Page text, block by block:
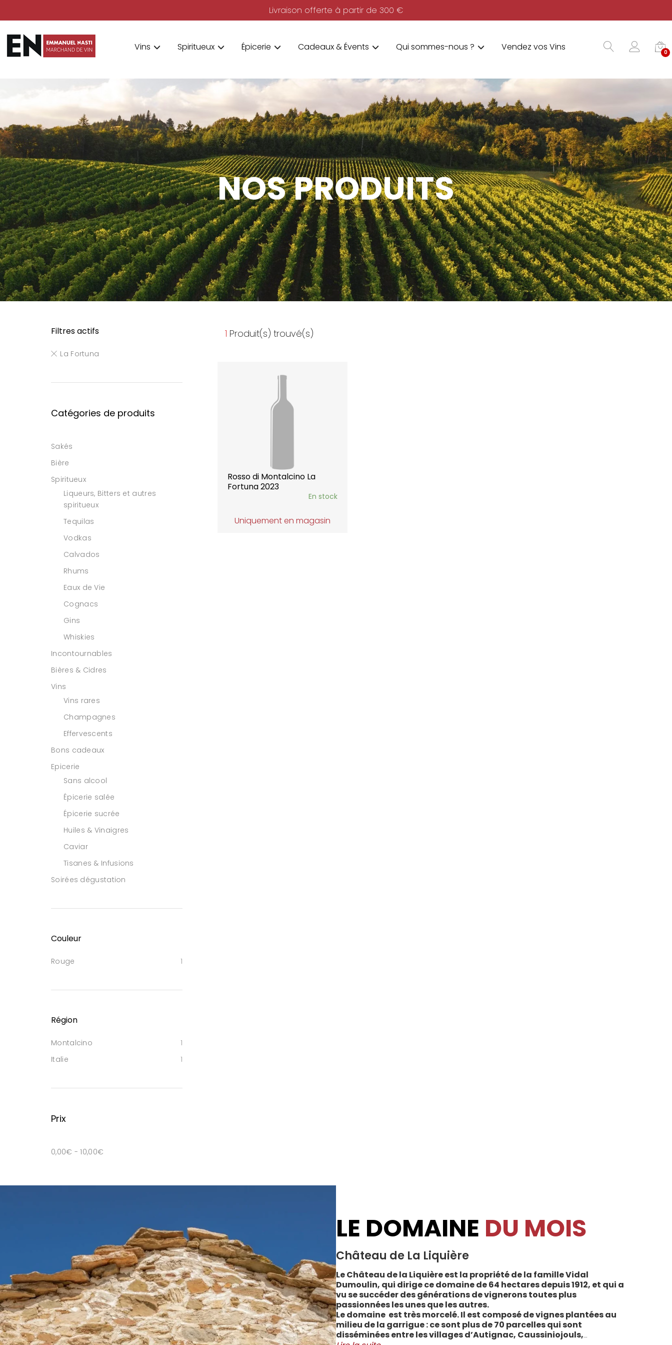
Livraison offerte à partir de 300 €
Vins Spiritueux Épicerie Cadeaux & Évents Qui sommes-nous ? Vendez vos Vins 0
NOS PRODUITS
1 Produit(s) trouvé(s)
Rosso di Montalcino La
Fortuna 2023
En stock
Uniquement en magasin
Filtres actifs
La Fortuna
Catégories de produits
Sakés
Bière
Spiritueux
Liqueurs, Bitters et autres
spiritueux
Tequilas
Vodkas
Calvados
Rhums
Eaux de Vie
Cognacs
Gins
Whiskies
Incontournables
Bières & Cidres
Vins
Vins rares
Champagnes
Effervescents
Bons cadeaux
Epicerie
Sans alcool
Épicerie salée
Épicerie sucrée
Huiles & Vinaigres
Caviar
Tisanes & Infusions
Soirées dégustation
Couleur
Rouge 1
Région
Montalcino
1
Italie
1
Prix
0,00€ -10,00€
LE DOMAINE DU MOIS
Château de La Liquière
Le Château de la Liquière est la propriété de la famille Vidal
Dumoulin, qui dirige ce domaine de 64 hectares depuis 1912, et qui a
vu se succéder des générations de vignerons toutes plus
passionnées les unes que les autres.
Le domaine est très morcelé. Il est composé de vignes plantées au
milieu de la garrigue : ce sont plus de 70 parcelles qui sont
disséminées entre les villages d’Autignac, Caussiniojouls,